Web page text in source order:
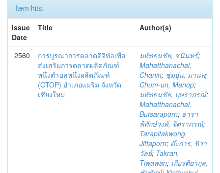
Item hits:
Issue
Date
Title Author(s)
2560
การบูรณาการตลาดดิจิทัลเพื่อ
ส่งเสริมการตลาดผลิตภัณฑ์
หนึ่งตำบลหนึ่งผลิตภัณฑ์
(OTOP) อำเภอแม่ริม จังหวัด
เชียงใหม่
มหัทธนชัย, ชนินทร์;
Mahatthanachai,
Chanin; ชุ่มอุ่น, มานพ;
Chum-un, Manop;
มหัทธนชัย, บุษราภรณ์;
Mahatthanachai,
Butsaraporn; ธารา
พิทักษ์วงศ์, จิตราภรณ์;
Tarapitakwong,
Jittaporn; ต๊ะการ, ทิวา
วัลย์; Takran,
Tiwawan; เกียรติยากุล,